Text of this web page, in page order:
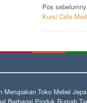
pos
Pos
Kursi Cafe
Merupakan Toko Mebel
Berbagai Produk Rumah